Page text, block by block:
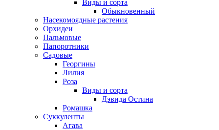
Виды и сорта
Обыкновенный
Насекомоядные растения
Орхидеи
Пальмовые
Папоротники
Садовые
Георгины
Лилия
Роза
Виды и сорта
Дэвида Остина
Ромашка
Суккуленты
Агава